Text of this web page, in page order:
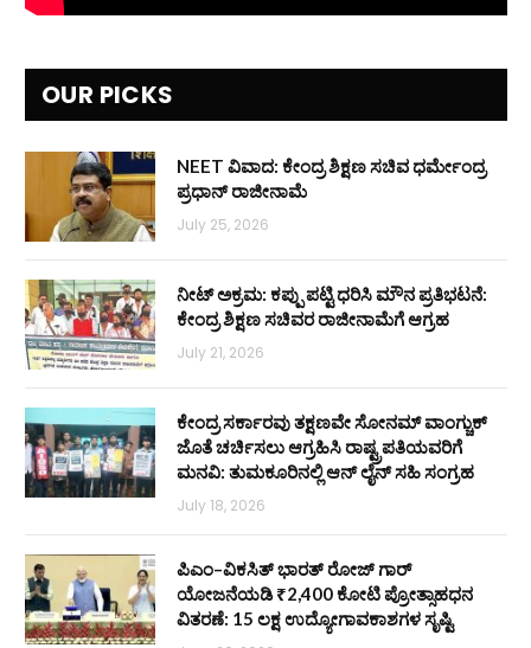
OUR PICKS
NEET ವಿವಾದ: ಕೇಂದ್ರ ಶಿಕ್ಷಣ ಸಚಿವ ಧರ್ಮೇಂದ್ರ
ಪ್ರಧಾನ್ ರಾಜೀನಾಮೆ
July 25, 2026
ನೀಟ್ ಅಕ್ರಮ: ಕಪ್ಪು ಪಟ್ಟಿ ಧರಿಸಿ ಮೌನ ಪ್ರತಿಭಟನೆ:
ಕೇಂದ್ರ ಶಿಕ್ಷಣ ಸಚಿವರ ರಾಜೀನಾಮೆಗೆ ಆಗ್ರಹ
July 21, 2026
ಕೇಂದ್ರ ಸರ್ಕಾರವು ತಕ್ಷಣವೇ ಸೋನಮ್ ವಾಂಗ್ಚುಕ್
ಜೊತೆ ಚರ್ಚಿಸಲು ಆಗ್ರಹಿಸಿ ರಾಷ್ಟ್ರಪತಿಯವರಿಗೆ
ಮನವಿ: ತುಮಕೂರಿನಲ್ಲಿ ಆನ್‌ ಲೈನ್ ಸಹಿ ಸಂಗ್ರಹ
July 18, 2026
ಪಿಎಂ–ವಿಕಸಿತ್ ಭಾರತ್ ರೋಜ್‌ ಗಾರ್
ಯೋಜನೆಯಡಿ ₹2,400 ಕೋಟಿ ಪ್ರೋತ್ಸಾಹಧನ
ವಿತರಣೆ: 15 ಲಕ್ಷ ಉದ್ಯೋಗಾವಕಾಶಗಳ ಸೃಷ್ಟಿ